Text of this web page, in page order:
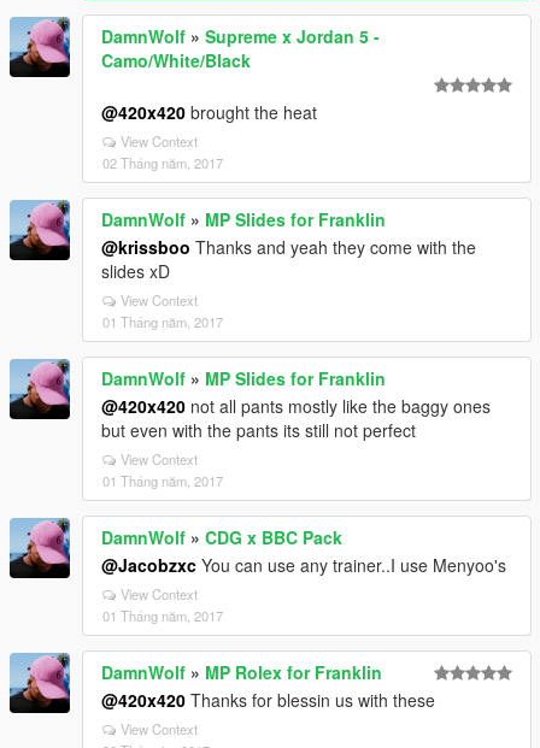
DamnWolf » Supreme x Jordan 5 -
Camo/White/Black
@420x420 brought the heat
View Context
02 Tháng năm, 2017
DamnWolf » MP Slides for Franklin
@krissboo Thanks and yeah they come with the
slides xD
View Context
01 Tháng năm, 2017
DamnWolf » MP Slides for Franklin
@420x420 not all pants mostly like the baggy ones
but even with the pants its still not perfect
View Context
01 Tháng năm, 2017
DamnWolf » CDG x BBC Pack
@Jacobzxc You can use any trainer..I use Menyoo's
View Context
01 Tháng năm, 2017
DamnWolf » MP Rolex for Franklin
@420x420 Thanks for blessin us with these
View Context